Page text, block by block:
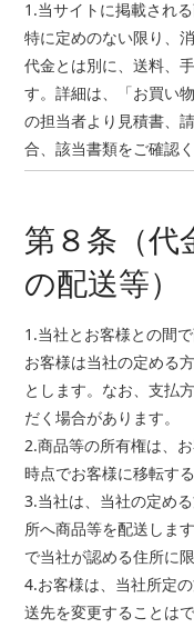
1.当サイトに掲載され
特に定めのない限り、
代金とは別に、送料、
す。詳細は、「お買い
の担当者より見積書、
合、該当書類をご確認く
第８条（代
の配送等）
1.当社とお客様との間
お客様は当社の定める
とします。なお、支払
だく場合があります。
2.商品等の所有権は、
時点でお客様に移転す
3.当社は、当社の定め
所へ商品等を配送しま
で当社が認める住所に
4.お客様は、当社所定
送先を変更することは